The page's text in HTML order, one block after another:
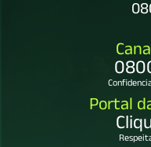
Portal